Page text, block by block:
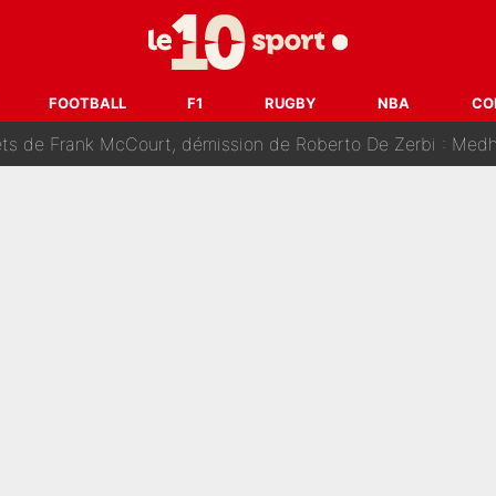
FOOTBALL F1 RUGBY NBA
à Bradley Barcola et Ibrahim Mbaye : Le PSG sur le point
nouveaux joueurs : L’IA dévoile les 5 cracks qui pourraient
McCourt, démission de Roberto De Zerbi : Medhi Benatia se lâche sur son